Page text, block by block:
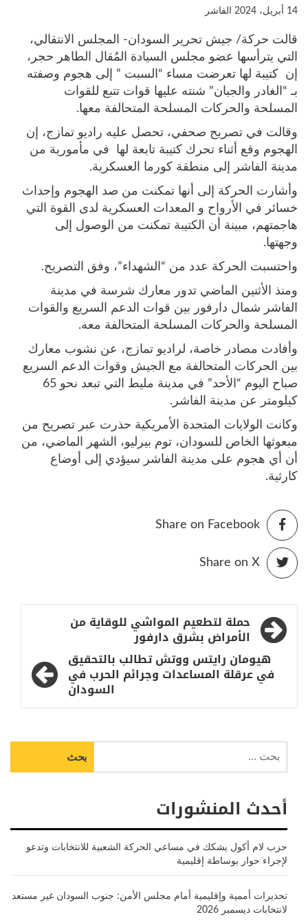
14 أبريل، 2024 الفاشر
قالت حركة/ جيش تحرير السودان- المجلس الانتقالي،
التي يترأسها عضو مجلس السيادة المُقال الطاهر حجر،
إن كتيبة لها تعرضت مساء “السبت ” إلى هجوم وصفته
بـ “الغادر والجبان” شنته عليها قوات تتبع للقوات
المسلحة والحركات المسلحة المتحالفة معها.
وقالت في تصريح صحفي، تحصل عليه راديو تمازج، إن
الهجوم وقع أثناء تحرك كتيبة تابعة لها في مأمورية من
مدينة الفاشر إلى منطقة كورما العسكرية.
وأشارت الحركة إلى أنها تمكنت من صد الهجوم وإحداث
خسائر في الأرواح و المعدات العسكرية لدى القوة التي
هاجمتهم، مبينة أن الكتيبة تمكنت من الوصول إلى
وجهتها.
واحتسبت الحركة عدد من “الشهداء”، وفق التصريح.
ومنذ الأثنين الماضي تدور معارك شرسة في مدينة
الفاشر شمال دارفور بين قوات الدعم السريع والقوات
المسلحة والحركات المسلحة المتحالفة معه.
وأفادت مصادر خاصة، لراديو تمازج، عن نشوب معارك
بين الحركات المتحالفة مع الجيش وقوات الدعم السريع
صباح اليوم “الأحد” في مدينة مليط التي تبعد نحو 65
كيلومتر عن مدينة الفاشر.
وكانت الولايات المتحدة الأمريكية حذرت عبر تصريح من
مبعوثها الخاص للسودان، توم بيرليو، الشهر الماضي، من
أن أي هجوم على مدينة الفاشر سيؤدي إلى أوضاع
كارثية.
Share on Facebook
Share on X
تصفّح
المقالات
حملة لتطعيم المواشي للوقاية من
الأمراض بشرق دارفور
هيومان رايتس ووتش تطالب بالتحقيق
في عرقلة المساعدات وجرائم الحرب في
السودان
عن:
أحدث المنشورات
حزب لام أكول يشكك في مساعي الحركة الشعبية للانتخابات وتدعو
لإجراء حوار بوساطة إقليمية
تحذيرات أممية وإقليمية أمام مجلس الأمن: جنوب السودان غير مستعد
لانتخابات ديسمبر 2026